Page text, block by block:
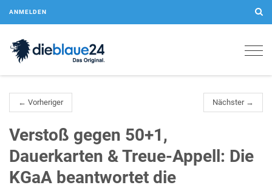
ANMELDEN
← Vorheriger Nächster →
Verstoß gegen 50+1,
Dauerkarten & Treue-Appell: Die
KGaA beantwortet die